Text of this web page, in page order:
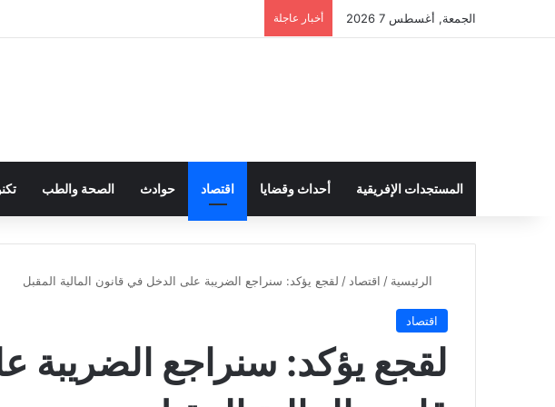
الجمعة, أغسطس 7 2026 أخبار عاجلة
المستجدات الإفريقية أحداث وقضايا اقتصاد حوادث الصحة والطب
الرئيسية / اقتصاد/ لقجع يؤكد: سنراجع الضريبة على الدخل في قانون المالية المقبل
اقتصاد
لقجع يؤكد: سنراجع الضريبة